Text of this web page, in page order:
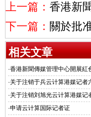
上一篇： 香港新
下一篇： 關於批
相关文章
·香港新聞傳媒管理中心開展紅
培訓工作條例》的通知
·关于注销于兵云计算港媒记者
·关于注销刘旭光云计算港媒记
·申请云计算国际记者证